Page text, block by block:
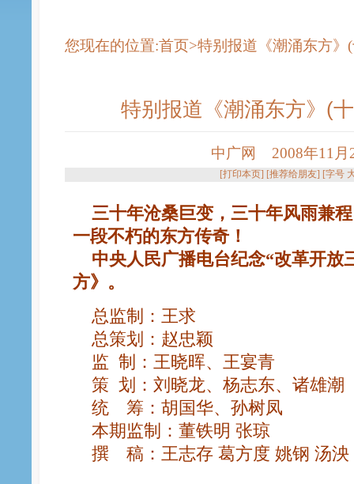
您现在的位置:首页>特别报道《潮涌东方》
特别报道《潮涌东方》(
中广网 2008年11月
[打印本页] [推荐给朋友] [字号
三十年沧桑巨变，三十年风雨兼
一段不朽的东方传奇！
中央人民广播电台纪念“改革开放
方》。
总监制：王求
总策划：赵忠颖
监 制：王晓晖、王宴青
策 划：刘晓龙、杨志东、诸雄潮
统 筹：胡国华、孙树凤
本期监制：董铁明 张琼
撰 稿：王志存 葛方度 姚钢 汤泱